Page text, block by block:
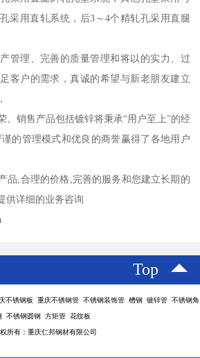
采用直轧系统，后3～4个精轧孔采用直腿
管理、完善的质量管理和将以的实力、过
客户的需求，真诚的希望与新老朋友建立
。销售产品包括镀锌将秉承“用户至上”的经
的管理模式和优良的商誉赢得了各地用户
品,合理的价格,完善的服务和您建立长期的
供详细的业务咨询
Top
不锈钢板 重庆不锈钢管 不锈钢装饰管 槽钢 镀锌管 不锈钢角
不锈钢圆钢 方矩管 花纹板
所有：重庆仁邦钢材有限公司